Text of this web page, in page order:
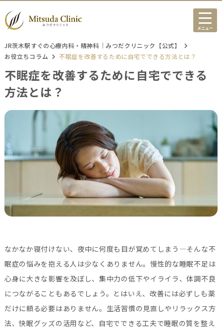
メニュー
JR茨木駅すぐの心療内科・精神科｜みつだクリニック【公式】
お役立ちコラム
不眠症を改善するために自宅でできる方法とは？
不眠症を改善するために自宅でできる
方法とは？
なかなか寝付けない、夜中に何度も目が覚めてしまう―そんな不
眠症の悩みを抱える人は少なくありません。慢性的な睡眠不足は
心身に大きな影響を及ぼし、集中力の低下やイライラ、体調不良
につながることもあるでしょう。とはいえ、改善には必ずしも薬
だけに頼る必要はありません。生活習慣の見直しやリラックス方
法、快眠グッズの活用など、自宅でできる工夫で睡眠の質を整え